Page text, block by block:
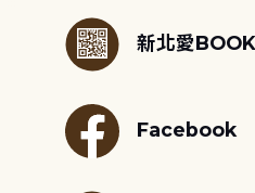
新北愛
Facebook